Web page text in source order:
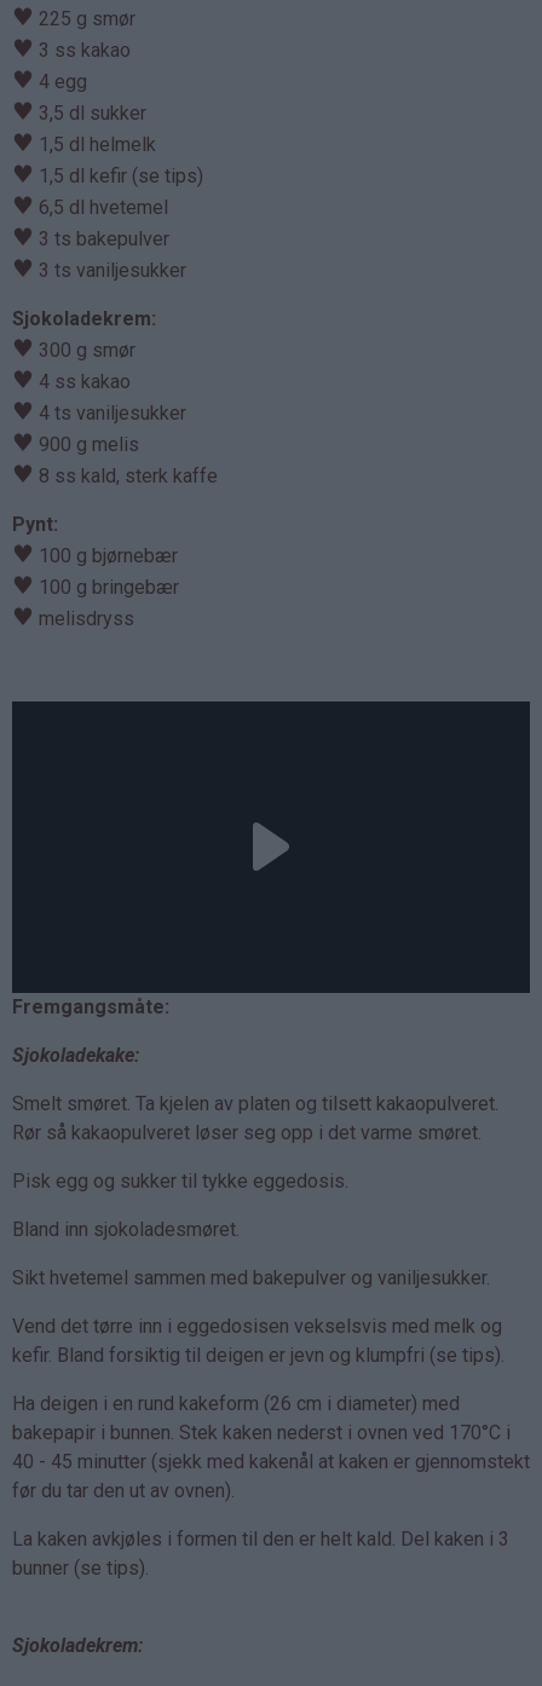
♥ 225 g smør
♥ 3 ss kakao
♥ 4 egg
♥ 3,5 dl sukker
♥ 1,5 dl helmelk
♥ 1,5 dl kefir (se tips)
♥ 6,5 dl hvetemel
♥ 3 ts bakepulver
♥ 3 ts vaniljesukker
Sjokoladekrem:
♥ 300 g smør
♥ 4 ss kakao
♥ 4 ts vaniljesukker
♥ 900 g melis
♥ 8 ss kald, sterk kaffe
Pynt:
♥ 100 g bjørnebær
♥ 100 g bringebær
♥ melisdryss
Fremgangsmåte:
Sjokoladekake:
Smelt smøret. Ta kjelen av platen og tilsett kakaopulveret.
Rør så kakaopulveret løser seg opp i det varme smøret.
Pisk egg og sukker til tykke eggedosis.
Bland inn sjokoladesmøret.
Sikt hvetemel sammen med bakepulver og vaniljesukker.
Vend det tørre inn i eggedosisen vekselsvis med melk og
kefir. Bland forsiktig til deigen er jevn og klumpfri (se tips).
Ha deigen i en rund kakeform (26 cm i diameter) med
bakepapir i bunnen. Stek kaken nederst i ovnen ved 170°C i
40 - 45 minutter (sjekk med kakenål at kaken er gjennomstekt
før du tar den ut av ovnen).
La kaken avkjøles i formen til den er helt kald. Del kaken i 3
bunner (se tips).
Sjokoladekrem: